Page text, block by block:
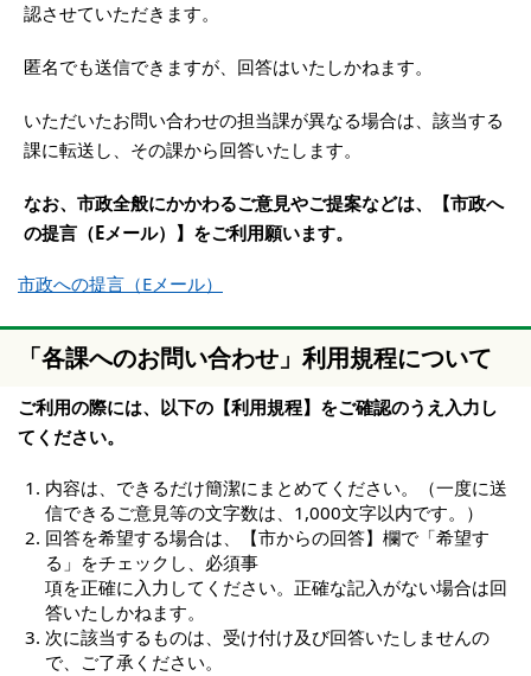
認させていただきます。
匿名でも送信できますが、回答はいたしかねます。
いただいたお問い合わせの担当課が異なる場合は、該当する
課に転送し、その課から回答いたします。
なお、市政全般にかかわるご意見やご提案などは、【市政へ
の提言（Eメール）】をご利用願います。
市政への提言（Eメール）
「各課へのお問い合わせ」利用規程について
ご利用の際には、以下の【利用規程】をご確認のうえ入力し
てください。
内容は、できるだけ簡潔にまとめてください。（一度に送
信できるご意見等の文字数は、1,000文字以内です。）
回答を希望する場合は、【市からの回答】欄で「希望す
る」をチェックし、必須事
項を正確に入力してください。正確な記入がない場合は回
答いたしかねます。
次に該当するものは、受け付け及び回答いたしませんの
で、ご了承ください。